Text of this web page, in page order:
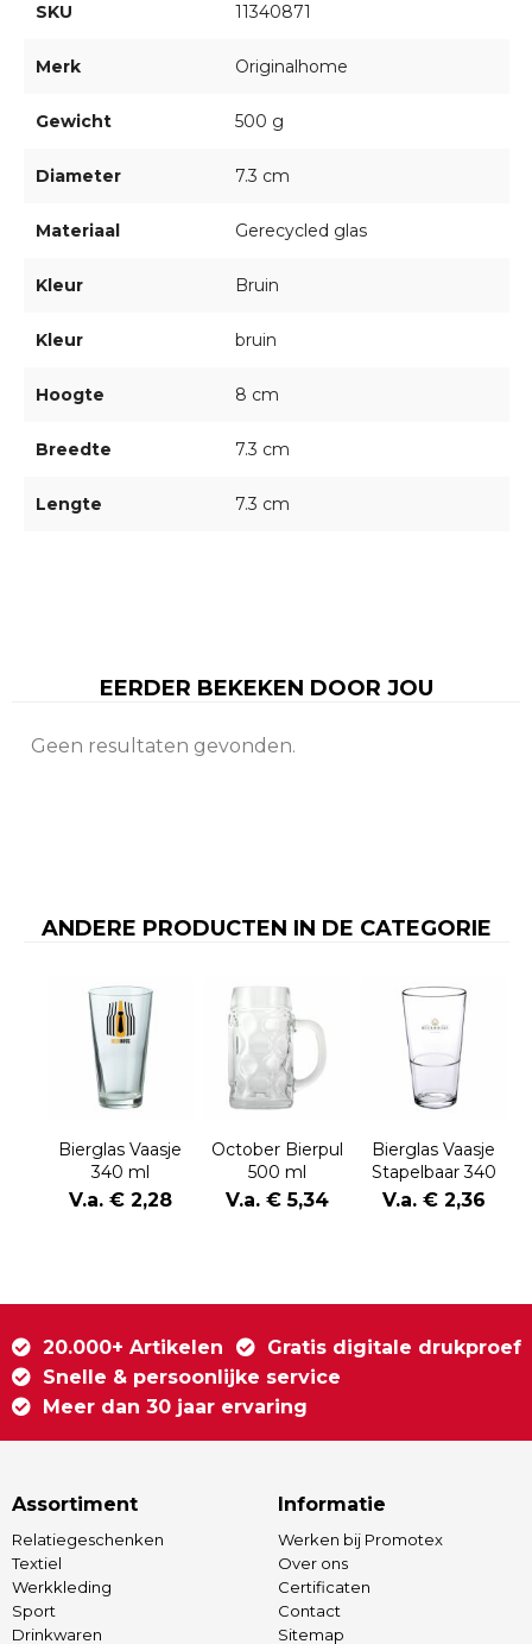
SKU 11340871
Merk Originalhome
Gewicht 500 g
Diameter 7.3 cm
Materiaal Gerecycled glas
Kleur Bruin
Kleur bruin
Hoogte 8 cm
Breedte 7.3 cm
Lengte 7.3 cm
EERDER BEKEKEN DOOR JOU
Geen resultaten gevonden.
ANDERE PRODUCTEN IN DE CATEGORIE
Bierglas Vaasje
340 ml
V.a. € 2,28
October Bierpul
500 ml
V.a. € 5,34
Bierglas Vaasje
Stapelbaar 340
ml
V.a. € 2,36
20.000+ Artikelen
Gratis digitale drukproef
Snelle & persoonlijke service
Meer dan 30 jaar ervaring
Assortiment
Relatiegeschenken
Textiel
Werkkleding
Sport
Drinkwaren
Informatie
Werken bij Promotex
Over ons
Certificaten
Contact
Sitemap